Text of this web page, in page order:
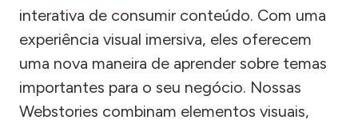
interativa de consumir conteúdo. Com uma
experiência visual imersiva, eles oferecem
uma nova maneira de aprender sobre temas
importantes para o seu negócio. Nossas
Webstories combinam elementos visuais,